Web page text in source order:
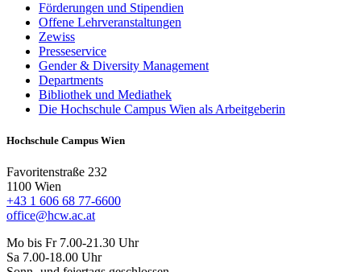
Förderungen und Stipendien
Offene Lehrveranstaltungen
Zewiss
Presseservice
Gender & Diversity Management
Departments
Bibliothek und Mediathek
Die Hochschule Campus Wien als Arbeitgeberin
Hochschule Campus Wien
Favoritenstraße 232
1100 Wien
+43 1 606 68 77-6600
office@hcw.ac.at
Mo bis Fr 7.00-21.30 Uhr
Sa 7.00-18.00 Uhr